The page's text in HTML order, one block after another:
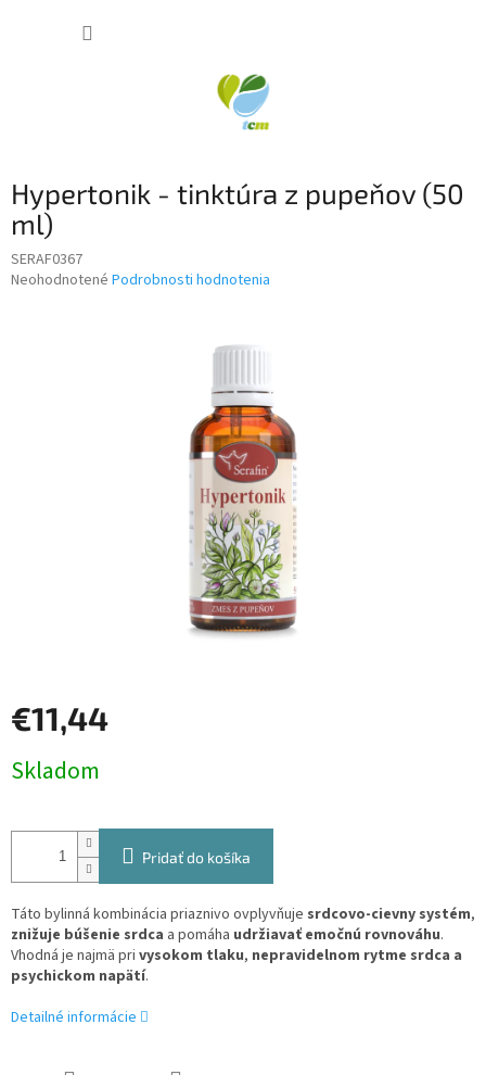
Hypertonik - tinktúra z pupeňov (50
ml)
SERAF0367
Priemerné
Neohodnotené Podrobnosti hodnotenia
€11,44
cena:
Skladom
Pridať do košíka
Táto bylinná kombinácia priaznivo ovplyvňuje srdcovo-cievny systém,
znižuje búšenie srdca a pomáha udržiavať emočnú rovnováhu.
Vhodná je najmä pri vysokom tlaku, nepravidelnom rytme srdca a
psychickom napätí.
Detailné informácie